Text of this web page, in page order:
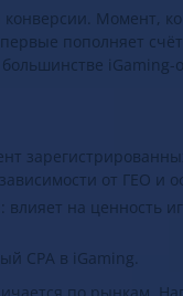
Момент,
пополняет
большинстве
от ГЕО и
на ценность
CPA в iGaming.